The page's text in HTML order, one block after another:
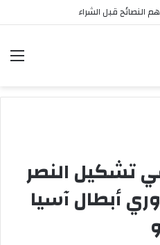
النصائح قبل الشراء
تشكيل النصر
أبطال آسيا